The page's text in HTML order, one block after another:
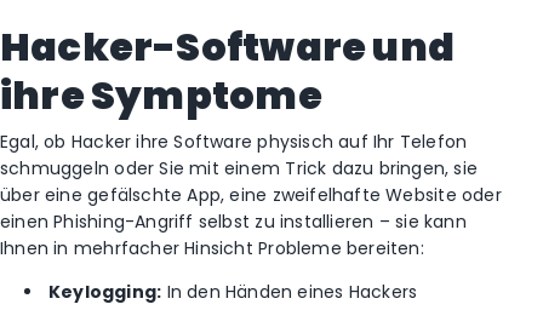
Hacker-Software und
ihre Symptome
Egal, ob Hacker ihre Software physisch auf Ihr Telefon
schmuggeln oder Sie mit einem Trick dazu bringen, sie
über eine gefälschte App, eine zweifelhafte Website oder
einen Phishing-Angriff selbst zu installieren – sie kann
Ihnen in mehrfacher Hinsicht Probleme bereiten:
Keylogging: In den Händen eines Hackers